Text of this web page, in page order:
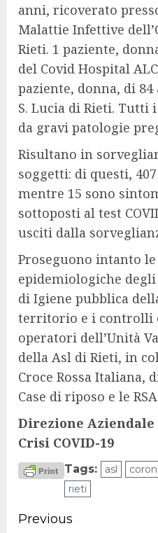
anni, ricoverato
Malattie Infettive
Rieti. 1 paziente,
del Covid Hospital
paziente, donna, di
S. Lucia di Rieti.
da gravi patologie
Risultano in
soggetti: di questi,
mentre 15 sono
sottoposti al test
usciti dalla
Proseguono intanto
epidemiologiche
di Igiene pubblica
territorio e i controlli
operatori dell’Unità
della Asl di Rieti, in
Croce Rossa Italiana,
Case di riposo e le
Direzione
Crisi COVID-19
Tags: asl
rieti
Continue
Previous